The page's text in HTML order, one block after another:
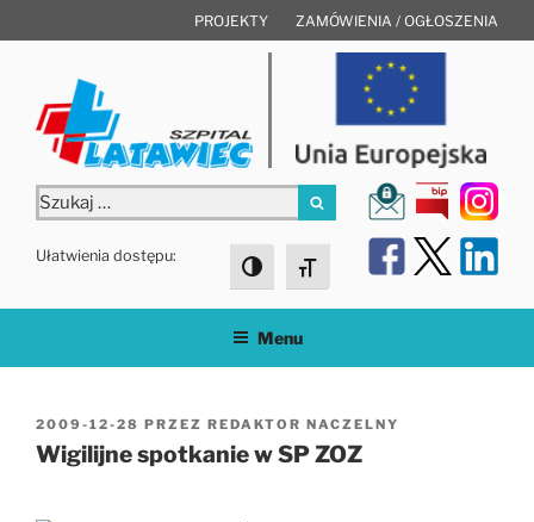
do
PROJEKTY ZAMÓWIENIA / OGŁOSZENIA
Szukaj:
Szukaj
Ułatwienia dostępu:
Toggle High Contrast
Toggle Font size
Menu
OPUBLIKOWANE
W
2009-12-28 PRZEZ REDAKTOR NACZELNY
Wigilijne spotkanie w SP ZOZ